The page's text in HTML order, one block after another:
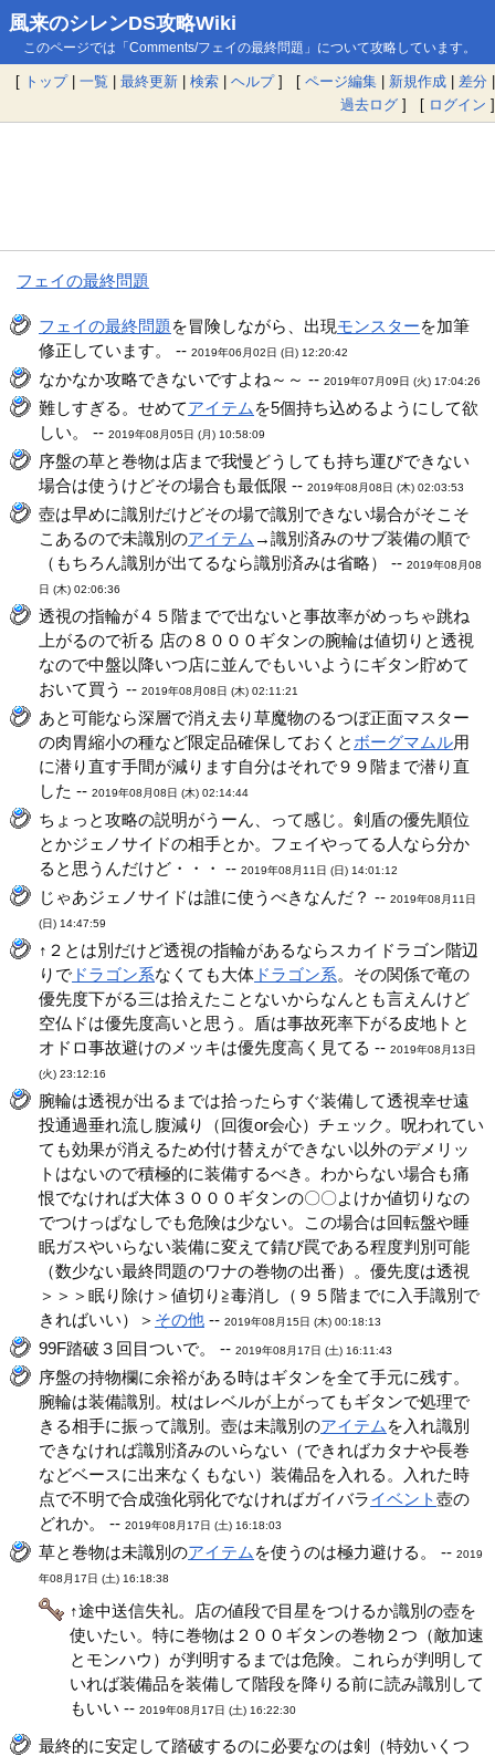
風来のシレンDS攻略Wiki
このページでは「Comments/フェイの最終問題」について攻略しています。
[ トップ| 一覧 | 最終更新 | 検索 | ヘルプ] [ ページ編集 | 新規作成 | 差分 |
過去ログ ] [ ログイン ]
フェイの最終問題
フェイの最終問題 を冒険しながら、出現モンスターを加筆
修正しています。 --2019年06月02日 (日) 12:20:42
なかなか攻略できないですよね～～ --2019年07月09日 (火) 17:04:26
難しすぎる。せめてアイテム を5個持ち込めるようにして欲
しい。 --2019年08月05日 (月) 10:58:09
序盤の草と巻物は店まで我慢どうしても持ち運びできない
場合は使うけどその場合も最低限 --2019年08月08日 (木) 02:03:53
壺は早めに識別だけどその場で識別できない場合がそこそ
こあるので未識別のアイテム →識別済みのサブ装備の順で
（もちろん識別が出てるなら識別済みは省略） --2019年08月08
日 (木) 02:06:36
透視の指輪が４５階までで出ないと事故率がめっちゃ跳ね
上がるので祈る 店の８０００ギタンの腕輪は値切りと透視
なので中盤以降いつ店に並んでもいいようにギタン貯めて
おいて買う --2019年08月08日 (木) 02:11:21
あと可能なら深層で消え去り草魔物のるつぼ正面マスター
の肉胃縮小の種など限定品確保しておくと ボーグマムル用
に潜り直す手間が減ります自分はそれで９９階まで潜り直
した --2019年08月08日 (木) 02:14:44
ちょっと攻略の説明がうーん、って感じ。剣盾の優先順位
とかジェノサイドの相手とか。フェイやってる人なら分か
ると思うんだけど・・・ --2019年08月11日 (日) 14:01:12
じゃあジェノサイドは誰に使うべきなんだ？ --2019年08月11日
(日) 14:47:59
↑２とは別だけど透視の指輪があるならスカイドラゴン階辺
りで ドラゴン系なくても大体 ドラゴン系。その関係で竜の
優先度下がる三は拾えたことないからなんとも言えんけど
空仏ドは優先度高いと思う。盾は事故死率下がる皮地トと
オドロ事故避けのメッキは優先度高く見てる --2019年08月13日
(火) 23:12:16
腕輪は透視が出るまでは拾ったらすぐ装備して透視幸せ遠
投通過垂れ流し腹減り（回復or会心）チェック。呪われてい
ても効果が消えるため付け替えができない以外のデメリッ
トはないので積極的に装備するべき。わからない場合も痛
恨でなければ大体３０００ギタンの〇〇よけか値切りなの
でつけっぱなしでも危険は少ない。この場合は回転盤や睡
眠ガスやいらない装備に変えて錆び罠である程度判別可能
（数少ない最終問題のワナの巻物の出番）。優先度は透視
＞＞＞眠り除け＞値切り≧毒消し（９５階までに入手識別で
きればいい）＞ その他 --2019年08月15日 (木) 00:18:13
99F踏破３回目ついで。 --2019年08月17日 (土) 16:11:43
序盤の持物欄に余裕がある時はギタンを全て手元に残す。
腕輪は装備識別。杖はレベルが上がってもギタンで処理で
きる相手に振って識別。壺は未識別のアイテム を入れ識別
できなければ識別済みのいらない（できればカタナや長巻
などベースに出来なくもない）装備品を入れる。入れた時
点で不明で合成強化弱化でなければガイバライベント壺の
どれか。 --2019年08月17日 (土) 16:18:03
草と巻物は未識別のアイテム を使うのは極力避ける。 --2019
年08月17日 (土) 16:18:38
↑途中送信失礼。店の値段で目星をつけるか識別の壺を
使いたい。特に巻物は２００ギタンの巻物２つ（敵加速
とモンハウ）が判明するまでは危険。これらが判明して
いれば装備品を装備して階段を降りる前に読み識別して
もいい --2019年08月17日 (土) 16:22:30
最終的に安定して踏破するのに必要なのは剣（特効いくつ